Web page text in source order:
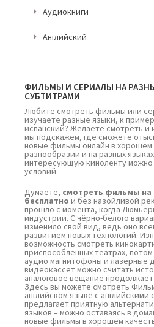
Аудиокниги
Английский
ФИЛЬМЫ И СЕРИАЛЫ НА
СУБТИТРАМИ
Любите смотреть фильмы или
изучаете разные языки, к
испанский? Желаете смотреть и
мы подскажем, где сможете
новые фильмы онлайн в хорошем
разнообразии и на разных
интересующую киноленту
условий.
Думаете, смотреть фильмы на
бесплатно и без назойливой
прошло с момента, когда
индустрии. С чёрно-белого
изменило свой вид, ведь оно
развитием новых технологий.
возможность смотреть
приспособленных театрах,
аудио магнитофоны и лазерные
видеокассет можно считать
аналоговое вещание
Здесь вы можете смотреть
английском языке с английскими
предлагает приятную
языков – можно оставаясь в
новые фильмы в хорошем